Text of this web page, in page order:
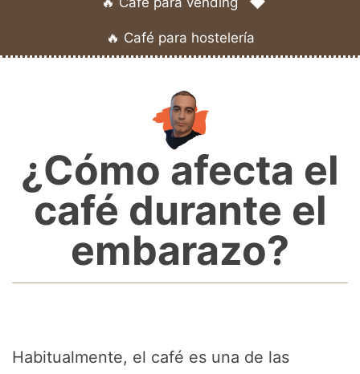
🔥 Café para hostelería
¿Cómo afecta el
café durante el
embarazo?
Habitualmente, el café es una de las